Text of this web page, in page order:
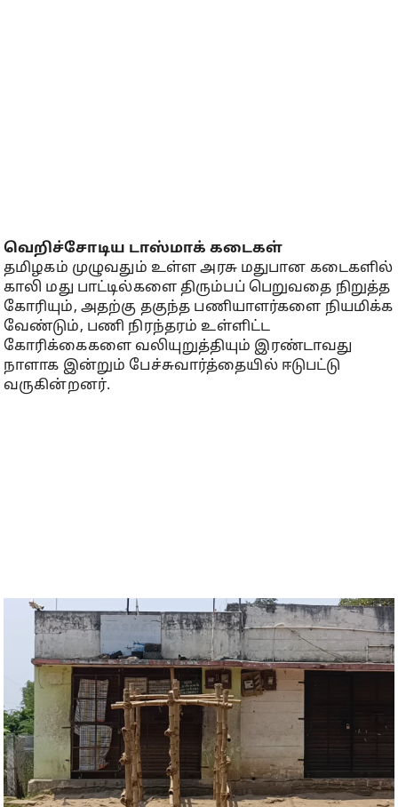
வெறிச்சோடிய டாஸ்மாக் கடைகள்
தமிழகம் முழுவதும் உள்ள அரசு மதுபான கடைகளில்
காலி மது பாட்டில்களை திரும்பப் பெறுவதை நிறுத்த
கோரியும், அதற்கு தகுந்த பணியாளர்களை நியமிக்க
வேண்டும், பணி நிரந்தரம் உள்ளிட்ட
கோரிக்கைகளை வலியுறுத்தியும் இரண்டாவது
நாளாக இன்றும் பேச்சுவார்த்தையில் ஈடுபட்டு
வருகின்றனர்.